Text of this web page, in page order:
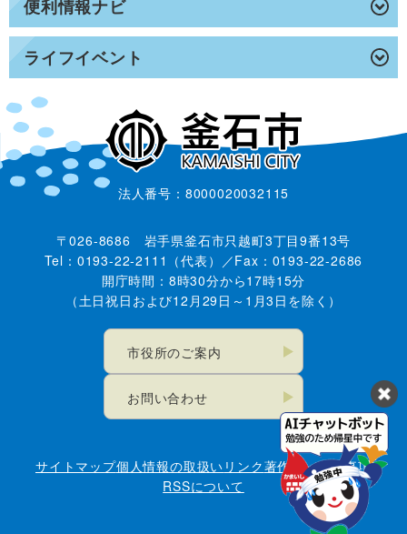
便利情報ナビ
ライフイベント
法人番号：8000020032115
〒026-8686 岩手県釜石市只越町3丁目9番13号
Tel：0193-22-2111（代表）／Fax：0193-22-2686
開庁時間：8時30分から17時15分
（土日祝日および12月29日～1月3日を除く）
市役所のご案内
お問い合わせ
サイトマップ個人情報の取扱い リンク著作権・免責事項
RSSについて